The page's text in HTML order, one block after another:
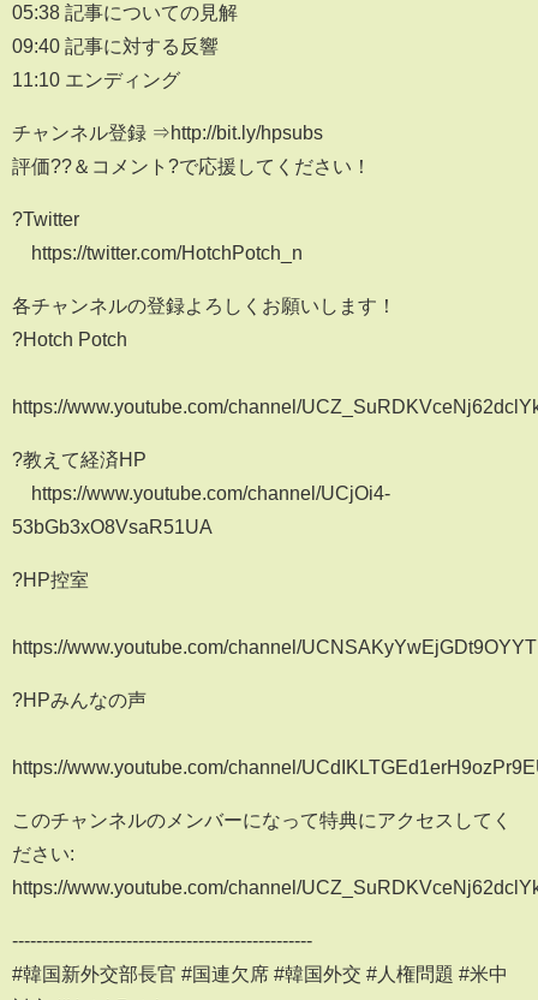
05:38 記事についての見解
09:40 記事に対する反響
11:10 エンディング
チャンネル登録 ⇒http://bit.ly/hpsubs
評価??＆コメント?で応援してください！
?Twitter
https://twitter.com/HotchPotch_n
各チャンネルの登録よろしくお願いします！
?Hotch Potch
https://www.youtube.com/channel/
?教えて経済HP
https://www.youtube.com/channel/UCjOi4-
53bGb3xO8VsaR51UA
?HP控室
https://www.youtube.com/channel/
?HPみんなの声
https://www.youtube.com/channel/
このチャンネルのメンバーになって特典にアクセスしてく
ださい:
https://www.youtube.com/channel/
--------------------------------------------------
#韓国新外交部長官 #国連欠席 #韓国外交 #人権問題 #米中